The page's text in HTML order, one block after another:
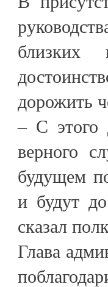
близких
дорожить
– С этого
верного
будущем
и будут
сказал
Глава